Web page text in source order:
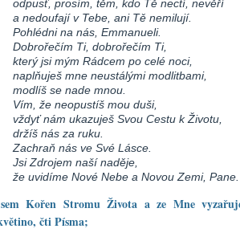
odpusť, prosím, těm, kdo Tě nectí, nevěří
a nedoufají v Tebe, ani Tě nemilují.
Pohlédni na nás, Emmanueli.
Dobrořečím Ti, dobrořečím Ti,
který jsi mým Rádcem po celé noci,
naplňuješ mne neustálými modlitbami,
modlíš se nade mnou.
Vím, že neopustíš mou duši,
vždyť nám ukazuješ Svou Cestu k Životu,
držíš nás za ruku.
Zachraň nás ve Své Lásce.
Jsi Zdrojem naší naděje,
že uvidíme Nové Nebe a Novou Zemi, Pane.
Kořen Stromu Života a ze Mne
čti Písma;